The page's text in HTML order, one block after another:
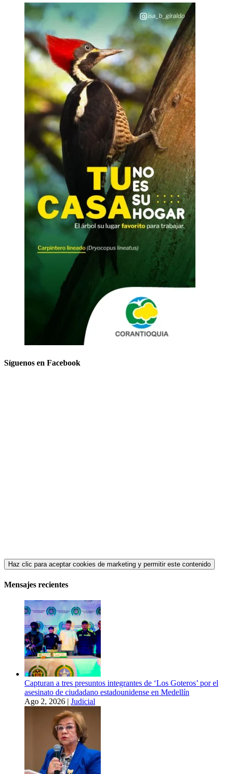
Síguenos en Facebook
Haz clic para aceptar cookies de marketing y permitir este contenido
Mensajes recientes
Capturan a tres presuntos integrantes de ‘Los Goteros’ por el
asesinato de ciudadano estadounidense en Medellín
Ago 2, 2026 | Judicial